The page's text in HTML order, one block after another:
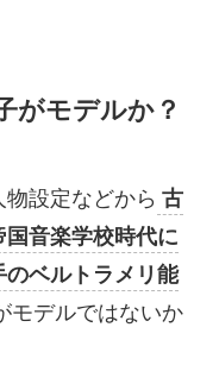
がモデルか？
設定などから 古
音楽学校時代に
ベルトラメリ能
モデルではないか